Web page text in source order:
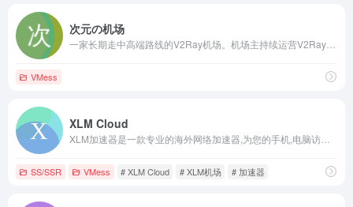
次元の机场
VMess
XLM Cloud
SS/SSR VMess # XLM Cloud # XLM机场 # 加速器